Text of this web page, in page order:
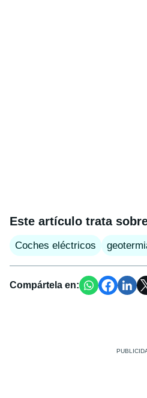
Este artículo trata
Coches eléctricos
Compártela en: